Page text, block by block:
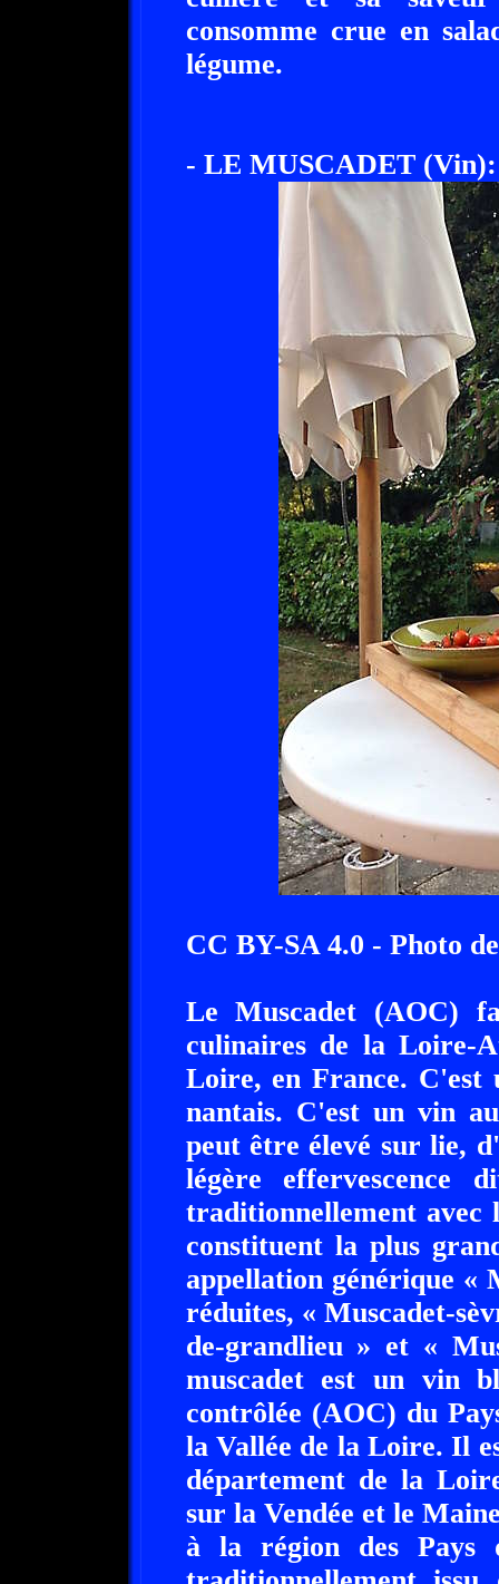
consomme crue en
légume.
- LE MUSCADET (Vin):
CC BY-SA 4.0 - Photo
Le Muscadet (AOC)
culinaires de la Loire-
Loire, en France. C'est
nantais. C'est un vin
peut être élevé sur lie,
légère effervescence
traditionnellement avec
constituent la plus
appellation générique «
réduites, « Muscadet-
de-grandlieu » et «
muscadet est un vin
contrôlée (AOC) du
la Vallée de la Loire. Il
département de la
sur la Vendée et le
à la région des Pays